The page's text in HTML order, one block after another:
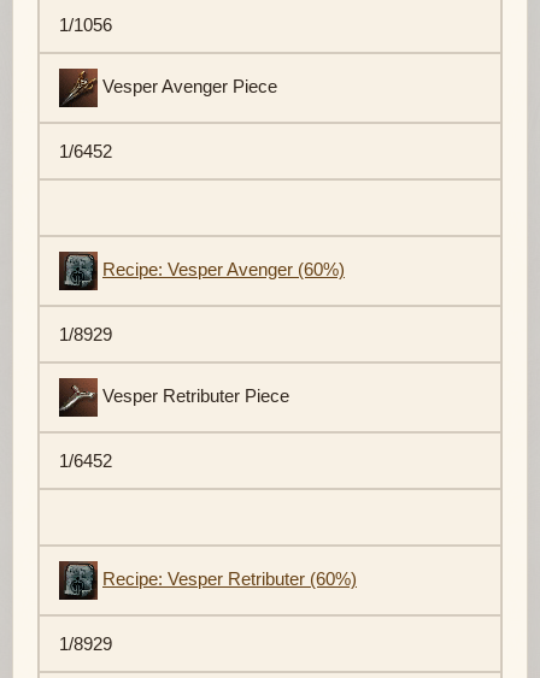
1/1056
Vesper Avenger Piece
1/6452
Recipe: Vesper Avenger (60%)
1/8929
Vesper Retributer Piece
1/6452
Recipe: Vesper Retributer (60%)
1/8929